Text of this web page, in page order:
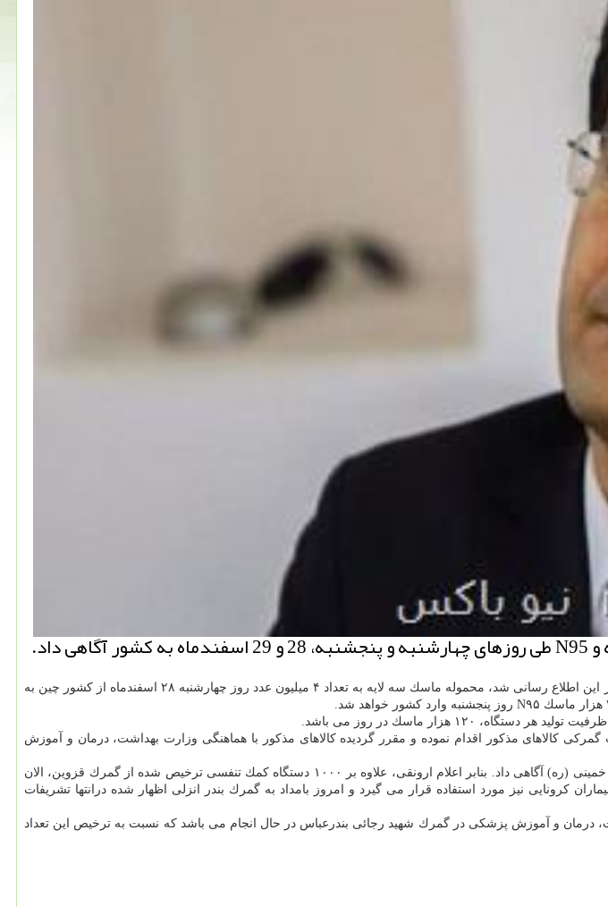
هایی كه قبل از این اطلاع رسانی شد، محموله ماسك سه لایه به تعداد ۴ میلیون عدد روز چهارشنبه ۲۸ اسفندماه از كشور چین به
۱۲۰ هزار ماسك در روز می باشد.
كالاهای مذكور اقدام نموده و مقرر گردیده كالاهای مذكور با هماهنگی وزارت بهداشت، درمان و آموزش
معاون گمرك ایران همین طور از ترخیص ۱۰۰ دستگاه ونتیلاتور تنفسی طی شب گذشته از گمرك فرودگاه امام خمینی (ره) آگاهی داد. بنابر اعلام ارونقی، علاوه بر ۱۰۰۰ دستگاه كمك تنفسی ترخیص شده از گمرك قزوین، الان
ماسك های مربوطه كه برای بیماران كرونایی نیز مورد استفاده قرار می گیرد و امروز بامداد به گمرك بندر انزلی اظهار شده درانتها تشریفات
هماهنگی وزارت بهداشت، درمان و آموزش پزشكی در گمرك شهید رجائی بندرعباس در حال انجام می باشد كه نسبت به ترخیص این تعداد